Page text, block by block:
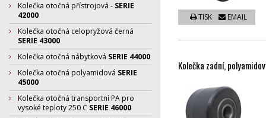
Kolečka otočná přístrojová - SERIE
42000
Kolečka otočná celopryžová černá
SERIE 43000
Kolečka otočná nábytková SERIE 44000
Kolečka otočná polyamidová SERIE
45000
Kolečka otočná transportní PA pro
vysoké teploty 250 C SERIE 46000
TISK EMAIL
Kolečka zadní,